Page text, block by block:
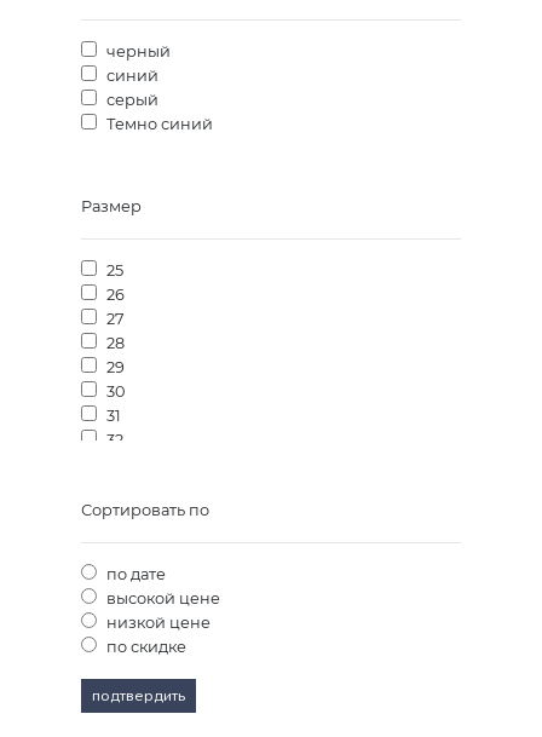
черный
синий
серый
Темно синий
Размер
25
26
27
28
29
30
31
32
35
38
39
40
41
42
43
Сортировать по
по дате
высокой цене
низкой цене
по скидке